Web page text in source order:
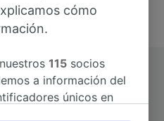
Piazza
cómo
115 socios
a información del
únicos en